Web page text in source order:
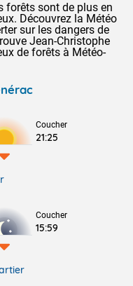
forêts sont de plus en
Découvrez la Météo
sur les dangers de
Jean-Christophe
de forêts à Météo-
Coucher
21:25
Coucher
15:59